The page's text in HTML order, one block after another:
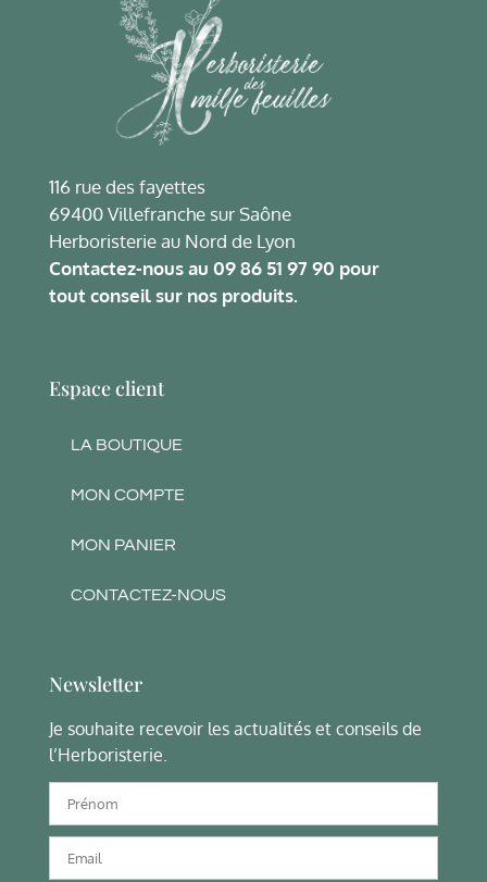
116 rue des fayettes
69400 Villefranche sur Saône
Herboristerie au Nord de Lyon
Contactez-nous au 09 86 51 97 90 pour
tout conseil sur nos produits.
Espace client
LA BOUTIQUE
MON COMPTE
MON PANIER
CONTACTEZ-NOUS
Newsletter
Je souhaite recevoir les actualités et conseils de
l’Herboristerie.